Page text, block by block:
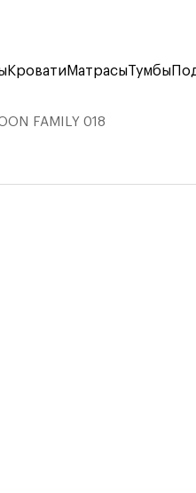
КроватиМатрасыТумбы
FAMILY 018